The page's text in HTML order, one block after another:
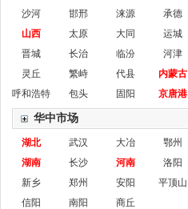
沙河
邯邢 涞源
承德
山西
太原 大同
运城
晋城
长治 临汾
河津
灵丘
繁峙 代县
内蒙古
呼和浩特
包头 固阳 京唐港
华中市场
湖北 武汉 大冶
鄂州
湖南
长沙 河南
洛阳
新乡
郑州 安阳
平顶山
信阳
南阳 商丘